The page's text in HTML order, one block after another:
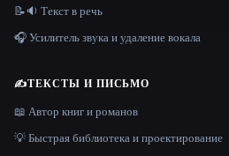
📝🔉 Текст в речь
🎧 Усилитель звука и удаление вокала
✍️ТЕКСТЫ И ПИСЬМО
📖 Автор книг и романов
💡 Быстрая библиотека и проектирование